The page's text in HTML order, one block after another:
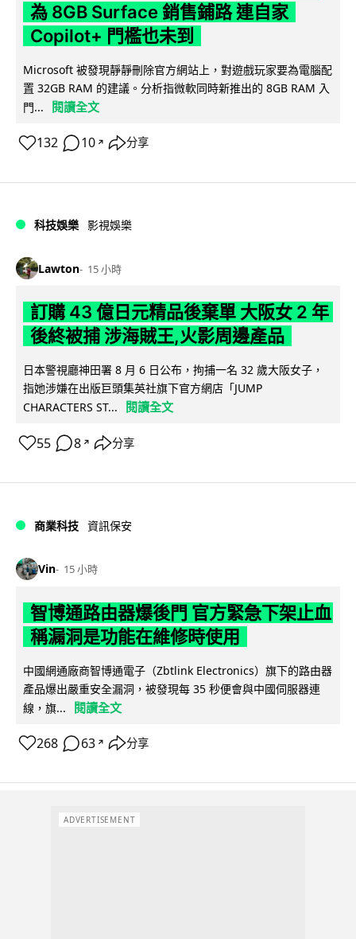
為 8GB Surface 銷售鋪路 連自家
Copilot+ 門檻也未到
Microsoft 被發現靜靜刪除官方網站上，對遊戲玩家要為電腦配
置 32GB RAM 的建議。分析指微軟同時新推出的 8GB RAM 入
門...
閱讀全文
132 10 ↗ 分享
科技娛樂 影視娛樂
Lawton 15 小時
訂購 43 億日元精品後棄單 大阪女 2 年
後終被捕 涉海賊王,火影周邊產品
日本警視廳神田署 8 月 6 日公布，拘捕一名 32 歲大阪女子，
指她涉嫌在出版巨頭集英社旗下官方網店「JUMP
CHARACTERS ST...
閱讀全文
55 8 ↗ 分享
商業科技 資訊保安
Vin 15 小時
智博通路由器爆後門 官方緊急下架止血
稱漏洞是功能在維修時使用
中國網通廠商智博通電子（Zbtlink Electronics）旗下的路由器
產品爆出嚴重安全漏洞，被發現每 35 秒便會與中國伺服器連
線，旗...
閱讀全文
268 63 ↗ 分享
ADVERTISEMENT